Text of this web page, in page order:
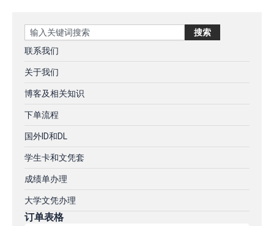
Search 搜索
联系我们
关于我们
博客及相关知识
下单流程
国外ID和DL
学生卡和文凭套
成绩单办理
大学文凭办理
订单表格